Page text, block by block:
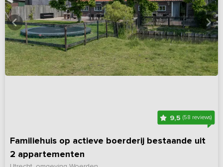
9,5 (58 reviews)
Familiehuis op actieve boerderij bestaande uit
2 appartementen